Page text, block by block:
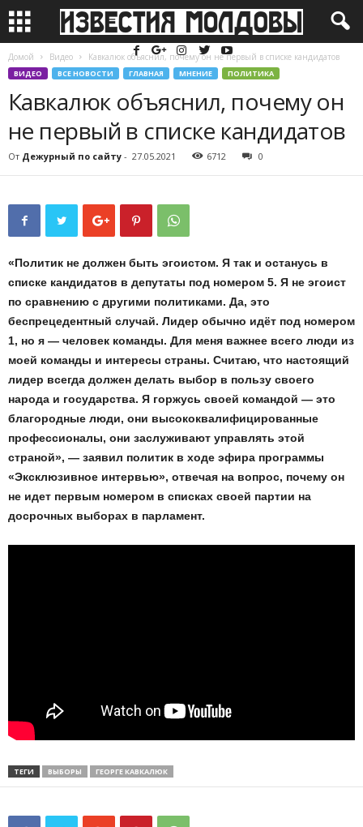
Домой Видео Кавкалюк объяснил, почему он не первый в списке кандидатов
ВИДЕО ВСЕ НОВОСТИ ГЛАВНАЯ МНЕНИЕ ПОЛИТИКА
Кавкалюк объяснил, почему он
не первый в списке кандидатов
От Дежурный по сайту - 27.05.2021 6712 0
«Политик не должен быть эгоистом. Я так и останусь в
списке кандидатов в депутаты под номером 5. Я не эгоист
по сравнению с другими политиками. Да, это
беспрецедентный случай. Лидер обычно идёт под номером
1, но я — человек команды. Для меня важнее всего люди из
моей команды и интересы страны. Считаю, что настоящий
лидер всегда должен делать выбор в пользу своего
народа и государства. Я горжусь своей командой — это
благородные люди, они высококвалифицированные
профессионалы, они заслуживают управлять этой
страной», — заявил политик в ходе эфира программы
«Эксклюзивное интервью», отвечая на вопрос, почему он
не идет первым номером в списках своей партии на
досрочных выборах в парламент.
ТЕГИ ВЫБОРЫ ГЕОРГЕ КАВКАЛЮК